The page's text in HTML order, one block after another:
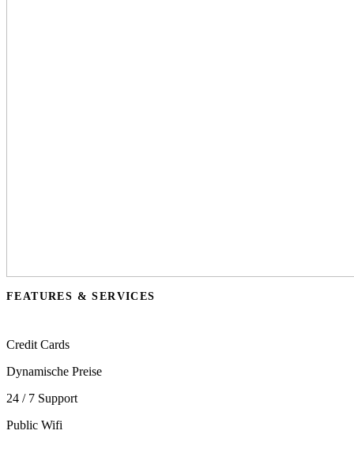
FEATURES & SERVICES
Credit Cards
Dynamische Preise
24 / 7 Support
Public Wifi